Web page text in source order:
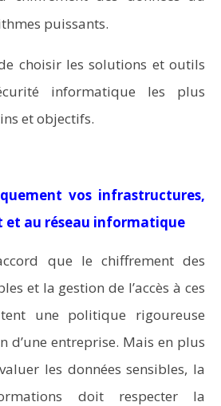
puissants.
choisir les solutions et outils
informatique les plus
et objectifs.
vos infrastructures,
et au réseau informatique
que le chiffrement des
et la gestion de l’accès à ces
une politique rigoureuse
d’une entreprise. Mais en plus
les données sensibles, la
doit respecter la